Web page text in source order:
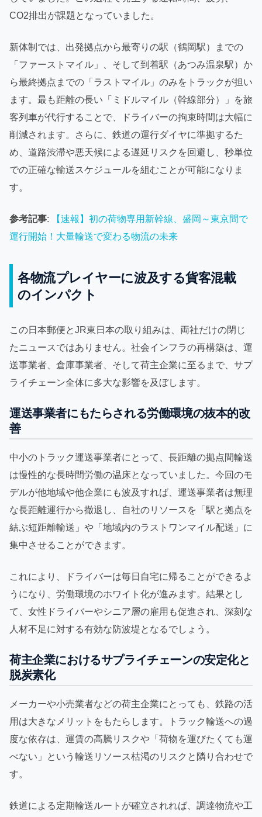
CO2排出が課題となっていました。
新体制では、出発拠点から最寄りの駅（鶴岡駅）までの
「ファーストマイル」、そして到着駅（あつみ温泉駅）か
ら最終拠点までの「ラストマイル」のみをトラックが担い
ます。最も距離の長い「ミドルマイル（幹線部分）」を旅
客列車が代行することで、ドライバーの拘束時間は大幅に
削減されます。さらに、鉄道の運行ダイヤに準拠するた
め、道路渋滞や悪天候による遅延リスクを回避し、秒単位
での正確な輸送スケジュールを組むことが可能になりま
す。
参考記事:
【速報】初の荷物専用新幹線、盛岡～東京間で
運行開始！大量輸送で変わる物流の未来
各物流プレイヤーに波及する貨客混載
のインパクト
この日本郵便とJR東日本の取り組みは、両社だけの閉じ
たニュースではありません。社会インフラの再構築は、運
送事業者、倉庫事業者、そして荷主企業に至るまで、サプ
ライチェーン全体に多大な影響を及ぼします。
運送事業者にもたらされる労働環境の抜本的改
善
中小のトラック運送事業者にとって、長距離の拠点間輸送
は慢性的な長時間労働の温床となっていました。今回のモ
デルが他地域や他企業にも波及すれば、運送事業者は無理
な長距離運行から撤退し、自社のリソースを「駅と拠点を
結ぶ短距離輸送」や「地域内のラストワンマイル配送」に
集中させることができます。
これにより、ドライバーは毎日自宅に帰ることができるよ
うになり、労働環境のホワイト化が進みます。結果とし
て、女性ドライバーやシニア層の雇用も促進され、深刻な
人材不足に対する有効な防波堤となるでしょう。
荷主企業におけるサプライチェーンの安定化と
脱炭素化
メーカーや小売業者などの荷主企業にとっても、鉄路の活
用は大きなメリットをもたらします。トラック輸送への過
度な依存は、運賃の高騰リスクや「荷物を運びたくても運
べない」という輸送リソース枯渇のリスクと隣り合わせで
す。
鉄道による定期輸送ルートが確立されれば、調達物流や工